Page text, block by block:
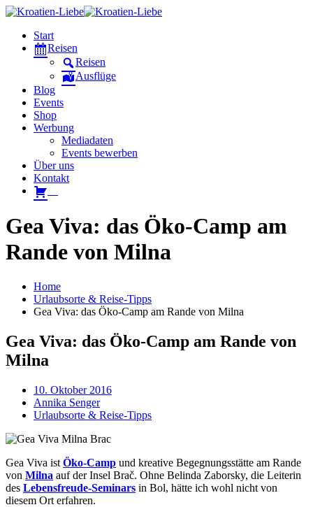
Start
Reisen
Reisen
Ausflüge
Blog
Events
Shop
Werbung
Mediadaten
Events bewerben
Über uns
Kontakt
Gea Viva: das Öko-Camp am
Rande von Milna
Home
Urlaubsorte & Reise-Tipps
Gea Viva: das Öko-Camp am Rande von Milna
Gea Viva: das Öko-Camp am Rande von
Milna
10. Oktober 2016
Annika Senger
Urlaubsorte & Reise-Tipps
Gea Viva ist Öko-Camp und kreative Begegnungsstätte am Rande
von Milna auf der Insel Brač. Ohne Belinda Zaborsky, die Leiterin
des Lebensfreude-Seminars in Bol, hätte ich wohl nicht von
diesem Ort erfahren.